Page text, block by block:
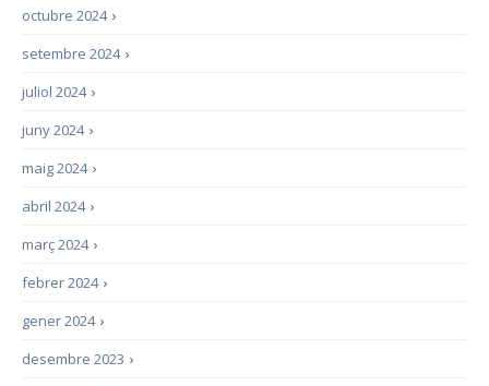
›
octubre 2024
›
setembre 2024
›
juliol 2024
›
juny 2024
›
maig 2024
›
abril 2024
›
març 2024
›
febrer 2024
›
gener 2024
›
desembre 2023